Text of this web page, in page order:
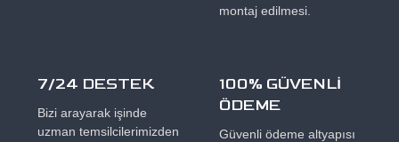
montaj edilmesi.
7/24 DESTEK
Bizi arayarak işinde
uzman temsilcilerimizden
100% GÜVENLİ
ÖDEME
Güvenli ödeme altyapısı